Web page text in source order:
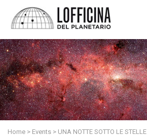
Home > Events > UNA NOTTE SOTTO LE STELLE